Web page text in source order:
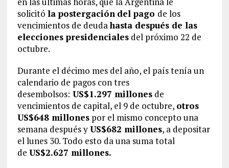
solicitó la postergación del pago de los
vencimientos de deudahasta después de las
elecciones presidencialesdel próximo 22 de
octubre.
Durante el décimo mes del año, el país tenía un
calendario de pagos con tres
desembolsos: US$1.297 millonesde
vencimientos de capital, el 9 de octubre, otros
US$648 millonespor el mismo concepto una
semana después yUS$682 millones, a depositar
el lunes 30. Todo esto da una suma total
de US$2.627 millones.